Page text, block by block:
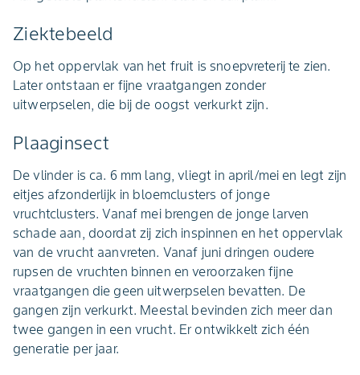
Ziektebeeld
Op het oppervlak van het fruit is snoepvreterij te zien.
Later ontstaan er fijne vraatgangen zonder
uitwerpselen, die bij de oogst verkurkt zijn.
Plaaginsect
De vlinder is ca. 6 mm lang, vliegt in april/mei en legt zijn
eitjes afzonderlijk in bloemclusters of jonge
vruchtclusters. Vanaf mei brengen de jonge larven
schade aan, doordat zij zich inspinnen en het oppervlak
van de vrucht aanvreten. Vanaf juni dringen oudere
rupsen de vruchten binnen en veroorzaken fijne
vraatgangen die geen uitwerpselen bevatten. De
gangen zijn verkurkt. Meestal bevinden zich meer dan
twee gangen in een vrucht. Er ontwikkelt zich één
generatie per jaar.